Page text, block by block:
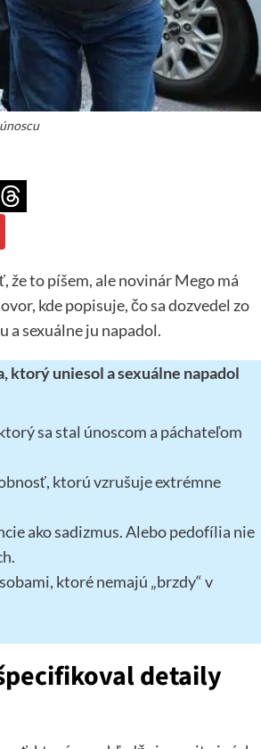
že to píšem, ale novinár Mego má
kde popisuje, čo sa dozvedel zo
a sexuálne ju napadol.
ktorý uniesol a sexuálne napadol
sa stal únoscom a páchateľom
ktorú vzrušuje extrémne
ako sadizmus. Alebo pedofília nie
ktoré nemajú „brzdy“ v
detaily